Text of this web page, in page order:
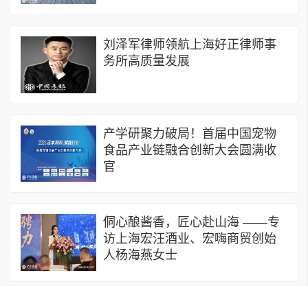
刘泽军律师领航上海好正律师事
务所高质量发展
产学研聚力破局！首届中国宠物
食品产业链融合创新大会圆满收
官
侗心酿酱香，匠心赴山海 ——专
访上海宏汪酒业、宏嗨商贸创始
人杨海燕女士